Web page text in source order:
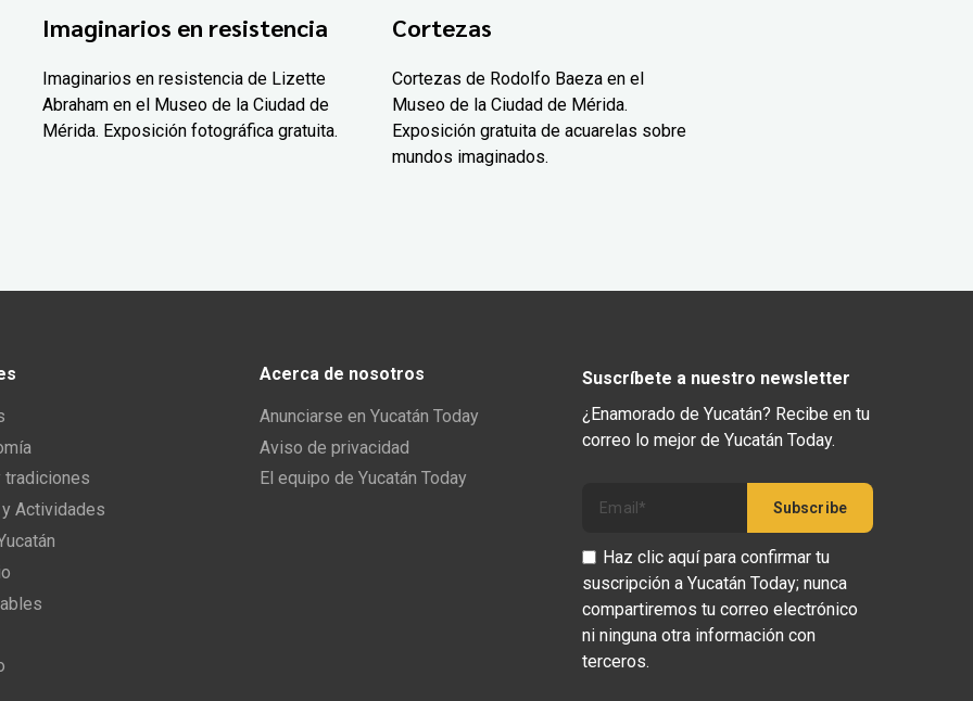
Imaginarios en resistencia
Imaginarios en resistencia de Lizette
Abraham en el Museo de la Ciudad de
Mérida. Exposición fotográfica gratuita.
Cortezas
Cortezas de Rodolfo Baeza en el
Museo de la Ciudad de Mérida.
Exposición gratuita de acuarelas sobre
mundos imaginados.
tradiciones
Actividades
Acerca de nosotros
Anunciarse en Yucatán Today
Aviso de privacidad
El equipo de Yucatán Today
Suscríbete a nuestro newsletter
¿Enamorado de Yucatán? Recibe en tu
correo lo mejor de Yucatán Today.
Haz clic aquí para confirmar tu
suscripción a Yucatán Today; nunca
compartiremos tu correo electrónico
ni ninguna otra información con
terceros.